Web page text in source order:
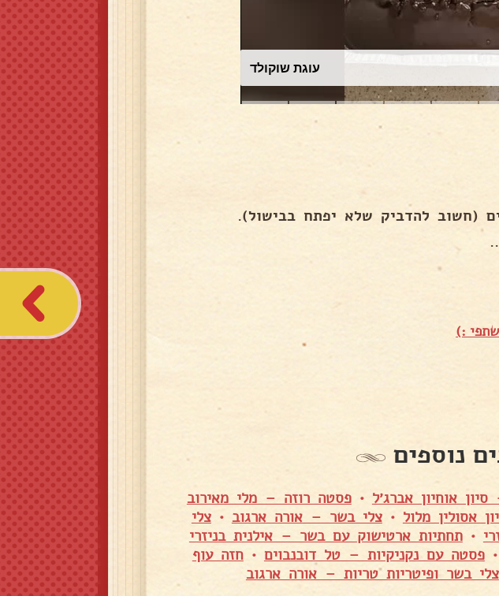
עוגת שוקולד
(חשוב להדביק שלא יפתח בבישול).
:)
נוספים
•פסטה רוזה – מלי מאירוב
אסולין מלול •צלי בשר – אורה ארגוב •צלי
•תחתיות ארטישוק עם בשר – אילנית בניזרי
•פסטה עם נקניקיות – טל דובנבוים •חזה עוף
צלי בשר ופיטריות טריות – אורה ארגוב